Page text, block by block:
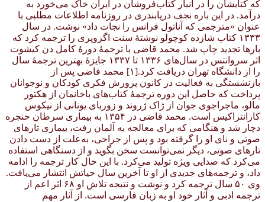
که کتابشان را در انبار کتاب‌فروشان در ایران خاک می‌خورد به
درآمد. در این باره نجف دریابندری در روزنامه اطلاعات مطلبی با
عنوان «مترجمی که آناتول فرانس را نجات داد» نوشت. در سال
۱۳۳۳ کتاب شازده کوچولو نوشتهٔ سنت اگزوپری را ترجمه کرد که
بارها تجدید چاپ شد. محمد قاضی با ترجمهٔ دورهٔ کامل دن کیشوت
اثر سروانتس در سال‌های ۱۳۳۶ تا ۱۳۳۷ جایزهٔ بهترین ترجمهٔ سال
را از دانشگاه تهران دریافت کرد.[۱] محمد قاضی پس از
بازنشستگی به فعالیت در کانون پرورش فکری کودکان و نوجوانان
پرداخت که حاصل این دوره ترجمهٔ کتاب‌های باخانمان از هکتور
مالو، ماجراجوی جوان از ژاک ژروند و زوربای یونانی از نیکوس
کازانتزاکیس است. محمد قاضی در ۱۳۵۴ به بیماری سرطان حنجره
دچار شد و هنگامی که برای معالجه به آلمان رفت، بیماری تارهای
صوتی و نای او را گرفته بود و پس از جراحی، به‌علت از دست دادن
تارهای صوتی، دیگر نمی‌توانست سخن بگوید و از دستگاهی استفاده
می‌کرد که صدایی ویژه تولید می‌کرد. با این حال کار ترجمه را ادامه
داد، و ترجمه‌های جدیدی از او تا آخرین سال حیاتش انتشار می‌یافت.
وی ۵۰ سال ترجمه کرد و نوشت و نتیجه تلاش او ۶۸ اثر اعم از
ترجمه ادبی و آثار خود او به زبان فارسی است. از آثار مهم